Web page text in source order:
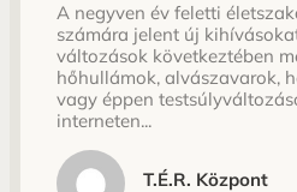
A negyven év feletti
számára jelent új
változások következtében
hőhullámok, alvászavarok,
vagy éppen
interneten...
T.É.R. Központ